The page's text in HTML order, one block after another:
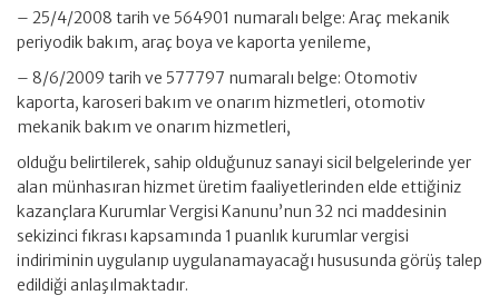
– 25/4/2008 tarih ve 564901 numaralı belge: Araç mekanik
periyodik bakım, araç boya ve kaporta yenileme,
– 8/6/2009 tarih ve 577797 numaralı belge: Otomotiv
kaporta, karoseri bakım ve onarım hizmetleri, otomotiv
mekanik bakım ve onarım hizmetleri,
olduğu belirtilerek, sahip olduğunuz sanayi sicil belgelerinde yer
alan münhasıran hizmet üretim faaliyetlerinden elde ettiğiniz
kazançlara Kurumlar Vergisi Kanunu’nun 32 nci maddesinin
sekizinci fıkrası kapsamında 1 puanlık kurumlar vergisi
indiriminin uygulanıp uygulanamayacağı hususunda görüş talep
edildiği anlaşılmaktadır.